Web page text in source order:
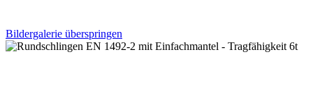
Bildergalerie überspringen